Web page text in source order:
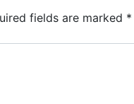
fields are marked *